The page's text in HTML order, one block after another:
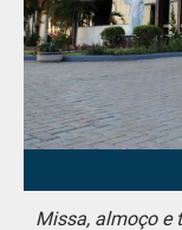
Missa, almoço e